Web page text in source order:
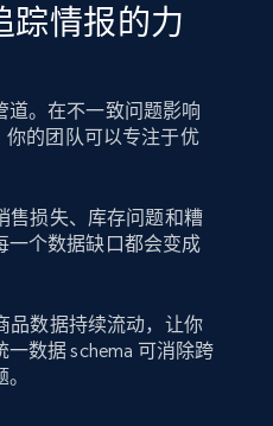
踪情报的力
道。在不一致问题影响
你的团队可以专注于优
售损失、库存问题和糟
一个数据缺口都会变成
品数据持续流动，让你
数据 schema 可消除跨